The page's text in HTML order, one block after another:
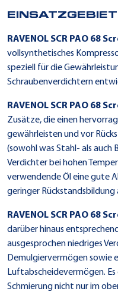
RAVENOL SCR PAO 68
vollsynthetisches
speziell für die
Schraubenverdichtern
RAVENOL SCR PAO 68
Zusätze, die einen
gewährleisten und vor
(sowohl was Stahl- als
Verdichter bei hohen
verwendende Öl eine gute
geringer Rückstandsbildung
RAVENOL SCR PAO 68
darüber hinaus
ausgesprochen niedriges
Demulgiervermögen sowie
Luftabscheidevermögen.
Schmierung nicht nur im